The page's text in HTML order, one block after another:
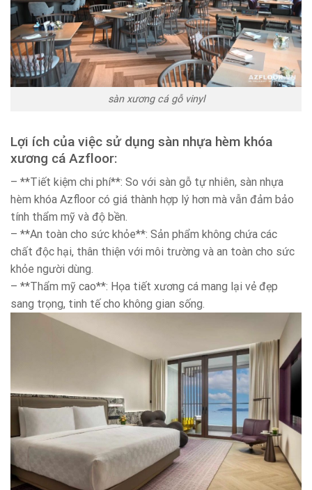
sàn xương cá gỗ vinyl
Lợi ích của việc sử dụng sàn nhựa hèm khóa
xương cá Azfloor:
– **Tiết kiệm chi phí**: So với sàn gỗ tự nhiên, sàn nhựa
hèm khóa Azfloor có giá thành hợp lý hơn mà vẫn đảm bảo
tính thẩm mỹ và độ bền.
– **An toàn cho sức khỏe**: Sản phẩm không chứa các
chất độc hại, thân thiện với môi trường và an toàn cho sức
khỏe người dùng.
– **Thẩm mỹ cao**: Họa tiết xương cá mang lại vẻ đẹp
sang trọng, tinh tế cho không gian sống.